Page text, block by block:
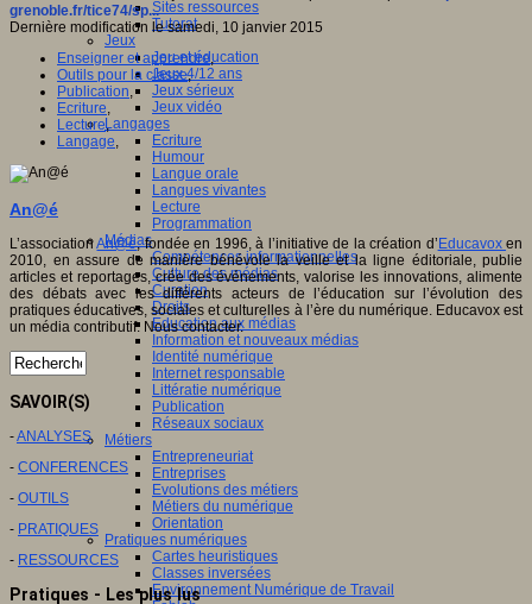
Sites ressources
Tutorat
Jeux
Jeu et éducation
Jeux 4/12 ans
Jeux sérieux
Jeux vidéo
Langages
Ecriture
Humour
Langue orale
Langues vivantes
Lecture
Programmation
Médias
Compétences informationnelles
Culture des médias
Curation
Droits
Education aux médias
Information et nouveaux médias
Identité numérique
Internet responsable
Littératie numérique
Publication
Réseaux sociaux
Métiers
Entrepreneuriat
Entreprises
Evolutions des métiers
Métiers du numérique
Orientation
Pratiques numériques
Cartes heuristiques
Classes inversées
Environnement Numérique de Travail
grenoble.fr/tice74/sp...
Dernière modification le samedi, 10 janvier 2015
Enseigner et apprendre,
Outils pour la classe,
Publication,
Ecriture,
Lecture,
Langage,
An@é
L’associationAn@é, fondée en 1996, à l’initiative de la création d’ Educavoxen
2010, en assure de manière bénévole la veille et la ligne éditoriale, publie
articles et reportages, crée des événements, valorise les innovations, alimente
des débats avec les différents acteurs de l’éducation sur l’évolution des
pratiques éducatives, sociales et culturelles à l’ère du numérique. Educavox est
un média contributif. Nous contacter.
SAVOIR(S)
-ANALYSES
- CONFERENCES
- OUTILS
- PRATIQUES
- RESSOURCES
Pratiques - Les plus lus